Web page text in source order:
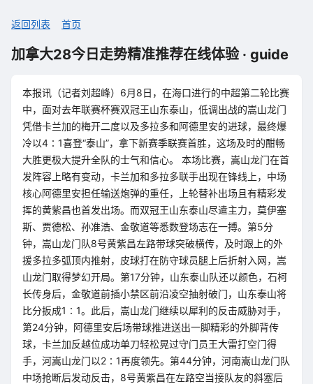
返回列表 首页
加拿大28今日走势精准推荐在线体验 · guide
本报讯（记者刘超峰）6月8日，在海口进行的中超第二轮比赛
中，面对去年联赛杯赛双冠王山东泰山，低调出战的嵩山龙门
凭借卡兰加的梅开二度以及多拉多和阿德里安的进球，最终爆
冷以4∶1喜登“泰山”，拿下新赛季联赛首胜，这场及时的酣畅
大胜更极大提升全队的士气和信心。 本场比赛，嵩山龙门在首
发阵容上略有变动，卡兰加和多拉多联手出现在锋线上，中场
核心阿德里安担任输送炮弹的重任，上轮替补出场且有精彩发
挥的黄紫昌也首发出场。而双冠王山东泰山尽遣主力，莫伊塞
斯、贾德松、孙准浩、金敬道等悉数登场志在一搏。第5分
钟，嵩山龙门队8号黄紫昌左路带球突破横传，及时跟上的外
援多拉多弧顶内推射，皮球打在防守球员腿上后折射入网，嵩
山龙门取得梦幻开局。第17分钟，山东泰山队还以颜色，石柯
长传身后，金敬道前插小禁区前沿凌空抽射破门，山东泰山将
比分扳成1∶1。此后，嵩山龙门继续以犀利的反击威胁对手，
第24分钟，阿德里安后场带球推进送出一脚精彩的外脚背传
球，卡兰加反越位成功单刀轻松晃过守门员王大雷打空门得
手，河嵩山龙门以2∶1再度领先。第44分钟，河南嵩山龙门队
中场抢断后发动反击，8号黄紫昌在左路空当接队友的斜塞后